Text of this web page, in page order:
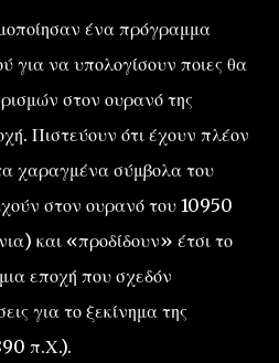
ένα πρόγραμμα
για να υπολογίσουν ποιες θα
στον ουρανό της
Πιστεύουν ότι έχουν πλέον
χαραγμένα σύμβολα του
στον ουρανό του 10950
και «προδίδουν» έτσι το
εποχή που σχεδόν
για το ξεκίνημα της
π.Χ.).